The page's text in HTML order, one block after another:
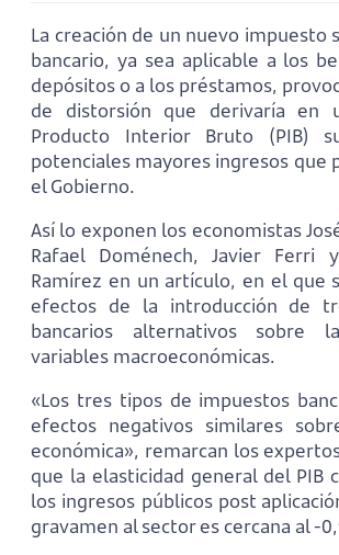
La creación de un nuevo impuesto
bancario, ya sea aplicable a los
depósitos o a los préstamos,
de distorsión que derivaría en
Producto Interior Bruto (PIB)
potenciales mayores ingresos que
el Gobierno.
Así lo exponen los economistas
Rafael Doménech, Javier Ferri
Ramírez en un artículo, en el que
efectos de la introducción de
bancarios alternativos sobre
variables macroeconómicas.
«Los tres tipos de impuestos
efectos negativos similares
económica», remarcan los
que la elasticidad general del PIB
los ingresos públicos post
gravamen al sector es cercana al -